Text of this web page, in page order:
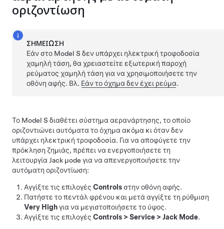
οριζοντίωση
ΣΗΜΕΊΩΣΗ
Εάν στο Model S δεν υπάρχει ηλεκτρική τροφοδοσία
χαμηλή τάση, θα χρειαστείτε εξωτερική παροχή
ρεύματοςχαμηλή τάση για να χρησιμοποιήσετε την
οθόνη αφής. Βλ. Εάν το όχημα δεν έχει ρεύμα.
Το Model S διαθέτει σύστημα αερανάρτησης, το οποίο
οριζοντιώνει αυτόματα το όχημα ακόμα κι όταν δεν
υπάρχει ηλεκτρική τροφοδοσία. Για να αποφύγετε την
πρόκληση ζημιάς, πρέπει να ενεργοποιήσετε τη
λειτουργία Jack μode για να απενεργοποιήσετε την
αυτόματη οριζοντίωση:
Αγγίξτε τις επιλογές Controlsστην οθόνη αφής.
Πατήστε το πεντάλ φρένου και μετά αγγίξτε τη ρύθμιση
Very Highγια να μεγιστοποιήσετε το ύψος.
Αγγίξτε τις επιλογές Controls > Service > Jack Mode.